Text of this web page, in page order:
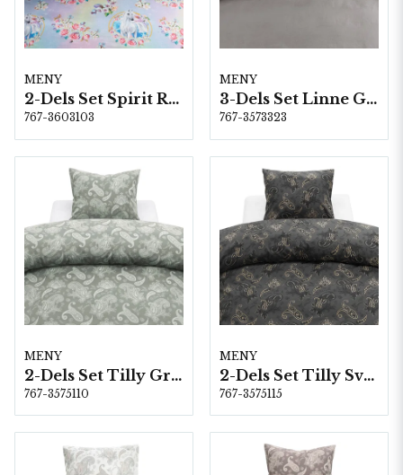
MENY
2-Dels Set Spirit Rosa
767-3603103
MENY
3-Dels Set Linne Grå Dubbel
767-3573323
MENY
2-Dels Set Tilly Grön
767-3575110
MENY
2-Dels Set Tilly Svart
767-3575115